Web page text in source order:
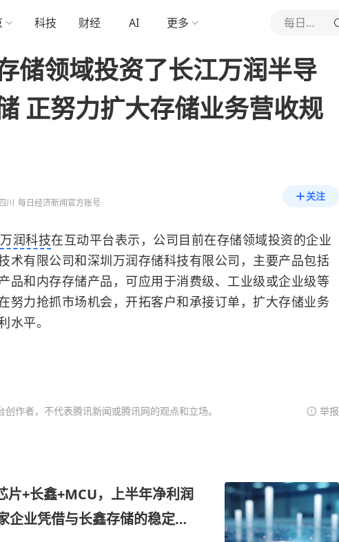
科技 财经 AI 更多 每日经济新闻
储领域投资了长江万润半导
正努力扩大存储业务营收规
川 每日经济新闻官方账号
关注
万润科技在互动平台表示，公司目前在存储领域投资的企业
术有限公司和深圳万润存储科技有限公司，主要产品包括
品和内存存储产品，可应用于消费级、工业级或企业级等
努力抢抓市场机会，开拓客户和承接订单，扩大存储业务
水平。
作者，不代表腾讯新闻或腾讯网的观点和立场。 举报
片+长鑫+MCU，上半年净利润
企业凭借与长鑫存储的稳定关